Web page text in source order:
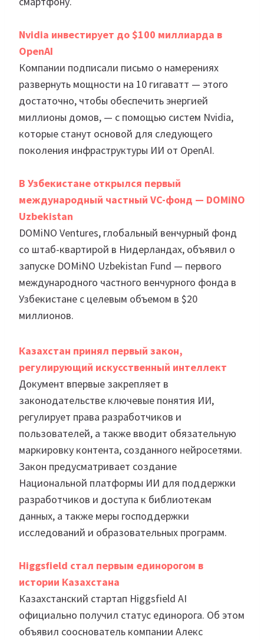
Nvidia инвестирует до $100 миллиарда в
OpenAI
Компании подписали письмо о намерениях
развернуть мощности на 10 гигаватт — этого
достаточно, чтобы обеспечить энергией
миллионы домов, — с помощью систем Nvidia,
которые станут основой для следующего
поколения инфраструктуры ИИ от OpenAI.
В Узбекистане открылся первый
международный частный VC-фонд — DOMiNO
Uzbekistan
DOMiNO Ventures, глобальный венчурный фонд
со штаб-квартирой в Нидерландах, объявил о
запуске DOMiNO Uzbekistan Fund — первого
международного частного венчурного фонда в
Узбекистане с целевым объемом в $20
миллионов.
Казахстан принял первый закон,
регулирующий искусственный интеллект
Документ впервые закрепляет в
законодательстве ключевые понятия ИИ,
регулирует права разработчиков и
пользователей, а также вводит обязательную
маркировку контента, созданного нейросетями.
Закон предусматривает создание
Национальной платформы ИИ для поддержки
разработчиков и доступа к библиотекам
данных, а также меры господдержки
исследований и образовательных программ.
Higgsfield стал первым единорогом в
истории Казахстана
Казахстанский стартап Higgsfield AI
официально получил статус единорога. Об этом
объявил сооснователь компании Алекс